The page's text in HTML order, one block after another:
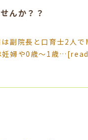
んか？？
副院長と口育士2人
妊婦や0歳〜1歳…